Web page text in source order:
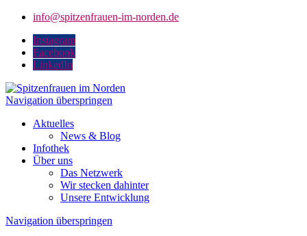
info@spitzenfrauen-im-norden.de
Instagram
Facebook
LinkedIn
Navigation überspringen
Aktuelles
News & Blog
Infothek
Über uns
Das Netzwerk
Wir stecken dahinter
Unsere Entwicklung
Navigation überspringen